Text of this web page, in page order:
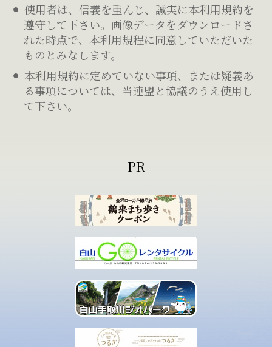
使用者は、信義を重んじ、誠実に本利用規約を
遵守して下さい。画像データをダウンロードさ
れた時点で、本利用規程に同意していただいた
ものとみなします。
本利用規約に定めていない事項、または疑義あ
る事項については、当連盟と協議のうえ使用し
て下さい。